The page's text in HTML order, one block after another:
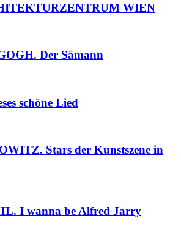
WIEN
Der Sämann
schöne Lied
Stars der Kunstszene in
I wanna be Alfred Jarry